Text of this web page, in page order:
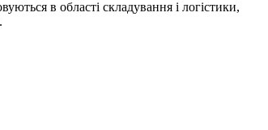
в області складування і логістики,